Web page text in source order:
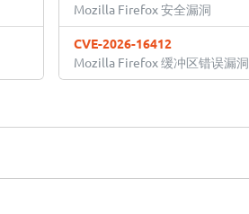
Mozilla Firefox 安全漏洞
CVE-2026-16412
Mozilla Firefox 缓冲区错误漏洞